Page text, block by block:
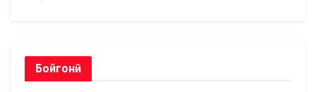
Бойгонӣ